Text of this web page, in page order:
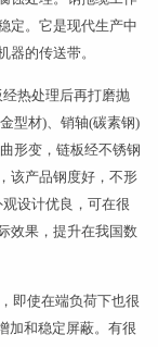
定。它是现代生产中
器的传送带。
热处理后再打磨抛
型材)、销轴(碳素钢)
形变，链板经不锈钢
该产品钢度好，不形
设计优良，可在很
效果，提升在我国数
即使在端负荷下也很
加和稳定屏蔽。有很